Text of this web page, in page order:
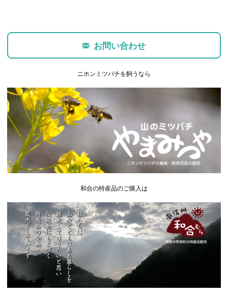
お問い合わせ
ニホンミツバチを飼うなら
和合の特産品のご購入は